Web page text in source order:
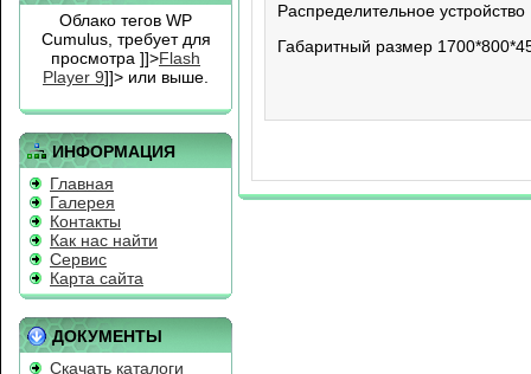
Облако тегов WP
Cumulus, требует для
просмотра ]]>Flash
Player 9]]> или выше.
ИНФОРМАЦИЯ
Главная
Галерея
Контакты
Как нас найти
Сервис
Карта сайта
ДОКУМЕНТЫ
Скачать каталоги
Распределительное устройство
Габаритный размер